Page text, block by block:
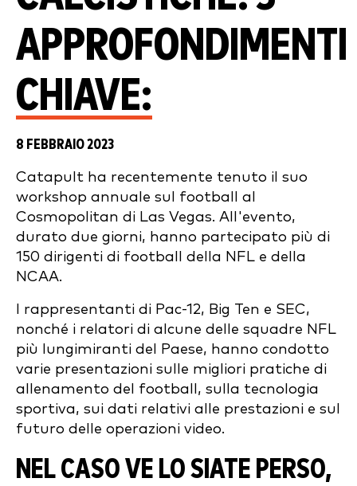
APPROFONDIMENTI
CHIAVE:
8 FEBBRAIO 2023
Catapult ha recentemente tenuto il suo
workshop annuale sul football al
Cosmopolitan di Las Vegas. All'evento,
durato due giorni, hanno partecipato più di
150 dirigenti di football della NFL e della
NCAA.
I rappresentanti di Pac-12, Big Ten e SEC,
nonché i relatori di alcune delle squadre NFL
più lungimiranti del Paese, hanno condotto
varie presentazioni sulle migliori pratiche di
allenamento del football, sulla tecnologia
sportiva, sui dati relativi alle prestazioni e sul
futuro delle operazioni video.
NEL CASO VE LO SIATE PERSO,